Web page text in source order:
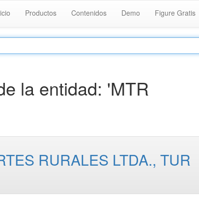
Productos Contenidos Demo Figure Gratis
la entidad: 'MTR
RURALES LTDA., TUR